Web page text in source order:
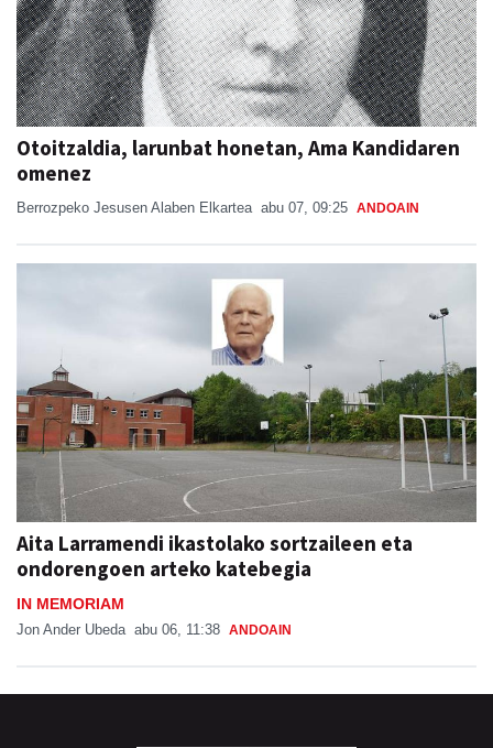
Otoitzaldia, larunbat honetan, Ama Kandidaren
omenez
Berrozpeko Jesusen Alaben Elkartea abu 07, 09:25 ANDOAIN
Aita Larramendi ikastolako sortzaileen eta
ondorengoen arteko katebegia
IN MEMORIAM
Jon Ander Ubeda abu 06, 11:38 ANDOAIN